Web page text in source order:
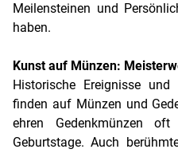
Meilensteinen und
haben.
Kunst auf Münzen:
Historische Ereignisse und
finden auf Münzen und
ehren Gedenkmünzen
Geburtstage. Auch